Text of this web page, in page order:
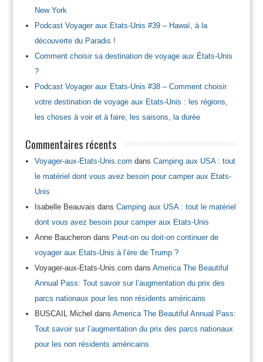
New York
Podcast Voyager aux Etats-Unis #39 – Hawaï, à la
découverte du Paradis !
Comment choisir sa destination de voyage aux États-Unis
?
Podcast Voyager aux Etats-Unis #38 – Comment choisir
votre destination de voyage aux Etats-Unis : les régions,
les choses à voir et à faire, les saisons, la durée
Commentaires récents
Voyager-aux-Etats-Unis.com dans Camping aux USA : tout
le matériel dont vous avez besoin pour camper aux Etats-
Unis
Isabelle Beauvais dans Camping aux USA : tout le matériel
dont vous avez besoin pour camper aux Etats-Unis
Anne Baucherondans Peut-on ou doit-on continuer de
voyager aux Etats-Unis à l’ère de Trump ?
Voyager-aux-Etats-Unis.com dans America The Beautiful
Annual Pass: Tout savoir sur l’augmentation du prix des
parcs nationaux pour les non résidents américains
BUSCAIL Michel dans America The Beautiful Annual Pass:
Tout savoir sur l’augmentation du prix des parcs nationaux
pour les non résidents américains